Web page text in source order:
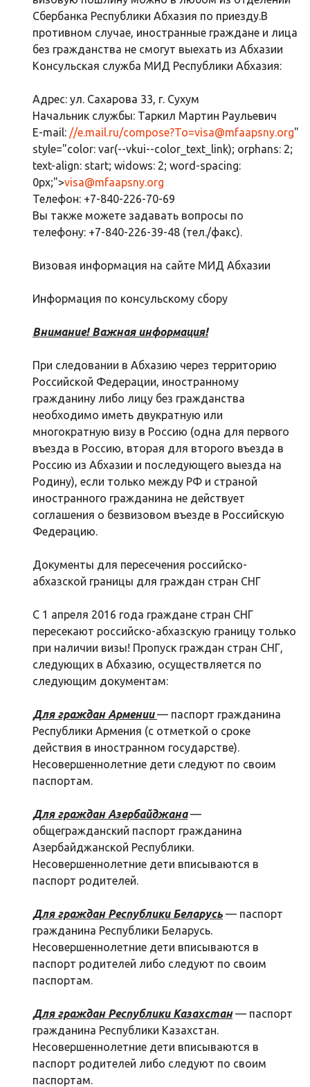
Сбербанка Республики Абхазия по приезду.В
противном случае, иностранные граждане и лица
без гражданства не смогут выехать из Абхазии
Консульская служба МИД Республики Абхазия:
Адрес: ул. Сахарова 33, г. Сухум
Начальник службы: Таркил Мартин Раульевич
E-mail: //e.mail.ru/compose?To=visa@mfaapsny.org"
style="color: var(--vkui--color_text_link); orphans: 2;
text-align: start; widows: 2; word-spacing:
0px;">visa@mfaapsny.org
Телефон: +7-840-226-70-69
Вы также можете задавать вопросы по
телефону: +7-840-226-39-48 (тел./факс).
Визовая информация на сайте МИД Абхазии
Информация по консульскому сбору
Внимание! Важная информация!
При следовании в Абхазию через территорию
Российской Федерации, иностранному
гражданину либо лицу без гражданства
необходимо иметь двукратную или
многократную визу в Россию (одна для первого
въезда в Россию, вторая для второго въезда в
Россию из Абхазии и последующего выезда на
Родину), если только между РФ и страной
иностранного гражданина не действует
соглашения о безвизовом въезде в Российскую
Федерацию.
Документы для пересечения российско-
абхазской границы для граждан стран СНГ
С 1 апреля 2016 года граждане стран СНГ
пересекают российско-абхазскую границу только
при наличии визы! Пропуск граждан стран СНГ,
следующих в Абхазию, осуществляется по
следующим документам:
Для граждан Армении — паспорт гражданина
Республики Армения (с отметкой о сроке
действия в иностранном государстве).
Несовершеннолетние дети следуют по своим
паспортам.
Для граждан Азербайджана—
общегражданский паспорт гражданина
Азербайджанской Республики.
Несовершеннолетние дети вписываются в
паспорт родителей.
Для граждан Республики Беларусь — паспорт
гражданина Республики Беларусь.
Несовершеннолетние дети вписываются в
паспорт родителей либо следуют по своим
паспортам.
Для граждан Республики Казахстан— паспорт
гражданина Республики Казахстан.
Несовершеннолетние дети вписываются в
паспорт родителей либо следуют по своим
паспортам.